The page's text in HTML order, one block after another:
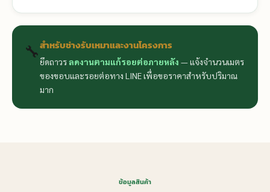
🔧สำหรับช่างรับเหมาและงานโครงการ
ยึดถาวรลดงานตามแก้รอยต่อภายหลัง — แจ้งจำนวนเมตร
ของขอบและรอยต่อทาง LINE เพื่อขอราคาสำหรับปริมาณ
มาก
ข้อมูลสินค้า